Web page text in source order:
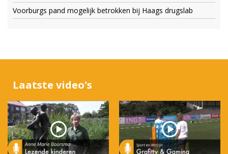
Voorburgs pand mogelijk betrokken bij Haags drugslab
Laatste video's